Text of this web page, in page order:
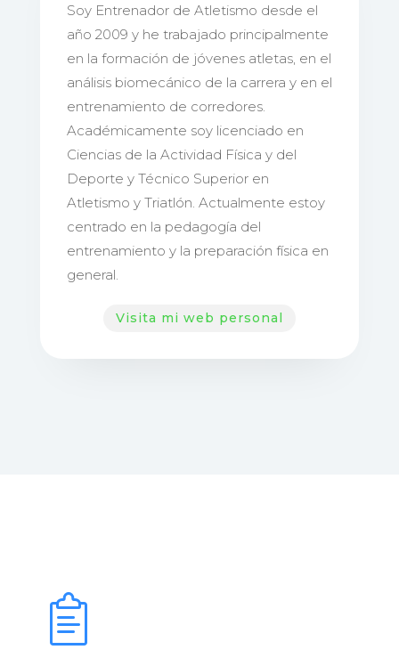
Soy Entrenador de Atletismo desde el
año 2009 y he trabajado principalmente
en la formación de jóvenes atletas, en el
análisis biomecánico de la carrera y en el
entrenamiento de corredores.
Académicamente soy licenciado en
Ciencias de la Actividad Física y del
Deporte y Técnico Superior en
Atletismo y Triatlón. Actualmente estoy
centrado en la pedagogía del
entrenamiento y la preparación física en
general.
Visita mi web personal